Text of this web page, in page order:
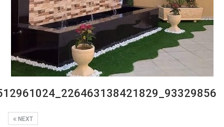
93329856_226463138421829_2908807055512961024_n
NEXT